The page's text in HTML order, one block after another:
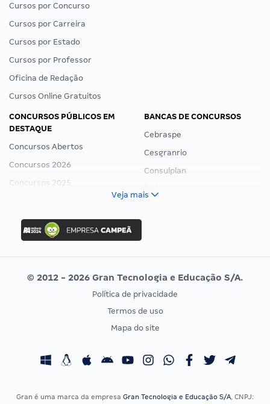
Cursos por Concurso
Cursos por Carreira
Cursos por Estado
Cursos por Professor
Oficina de Redação
Cursos Online Gratuitos
CONCURSOS PÚBLICOS EM
DESTAQUE
Concursos Abertos
Concursos 2026
Concursos 2025
Concurso Ibama
Concurso MPU
Editais publicados
BANCAS DE CONCURSOS
Cebraspe
Cesgranrio
Consulplan
Vunesp
CONCURSOS POR PROFISSÃO
Concursos Fiscais
EXAME DE ORDEM
Calendário OAB
Veja mais
© 2012 - 2026 Gran Tecnologia e Educação S/A.
Política de privacidade
Termos de uso
Mapa do site
Gran é uma marca da empresa Gran Tecnologia e Educação S/A, CNPJ: